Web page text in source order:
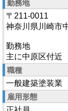
勤務地
〒211-0011
神奈川県川崎市
勤務地
主に中原区付近
職種
一般建築塗装業
雇用形態